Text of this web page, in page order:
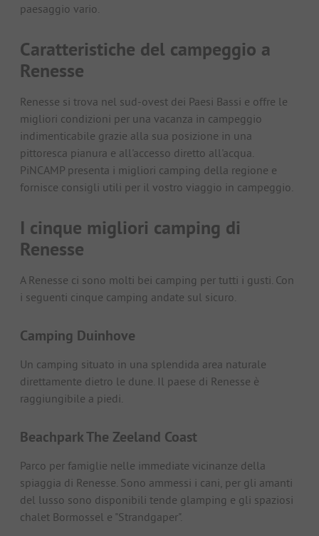
paesaggio vario.
Caratteristiche del campeggio a
Renesse
Renesse si trova nel sud-ovest dei Paesi Bassi e offre le
migliori condizioni per una vacanza in campeggio
indimenticabile grazie alla sua posizione in una
pittoresca pianura e all'accesso diretto all'acqua.
PiNCAMP presenta i migliori camping della regione e
fornisce consigli utili per il vostro viaggio in campeggio.
I cinque migliori camping di
Renesse
A Renesse ci sono molti bei camping per tutti i gusti. Con
i seguenti cinque camping andate sul sicuro.
Camping Duinhove
Un camping situato in una splendida area naturale
direttamente dietro le dune. Il paese di Renesse è
raggiungibile a piedi.
Beachpark The Zeeland Coast
Parco per famiglie nelle immediate vicinanze della
spiaggia di Renesse. Sono ammessi i cani, per gli amanti
del lusso sono disponibili tende glamping e gli spaziosi
chalet Bormossel e "Strandgaper".